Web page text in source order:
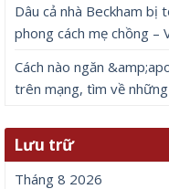
Dâu cả nhà Beckham bị
phong cách mẹ chồng
Cách nào ngăn
trên mạng, tìm về
Lưu trữ
Tháng 8 2026